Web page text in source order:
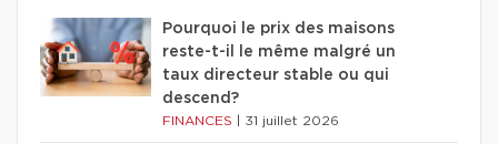
Pourquoi le prix des maisons
reste-t-il le même malgré un
taux directeur stable ou qui
descend?
FINANCES 31 juillet 2026